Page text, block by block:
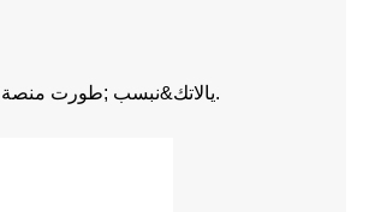
يالاتك&نبسب ;طورت منصة إنترنت الأشياء لاسلكية تتكون من أجهزة وبرامج تشكل نظامًا فريدًا وثوريًا لملصقات الرفوف الإلكترونية.